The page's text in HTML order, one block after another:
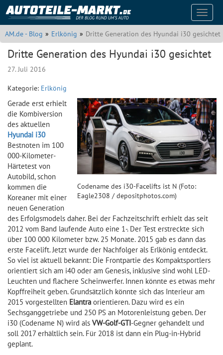
AM.de - Blog Erlkönig Dritte Generation des Hyundai i30 gesichtet
Dritte Generation des Hyundai i30 gesichtet
27. Juli 2016
Kategorie: Erlkönig
Codename des i30-Facelifts ist N (Foto:
Eagle2308 / depositphotos.com)
Gerade erst erhielt
die Kombiversion
des aktuellen
Hyundai i30
Bestnoten im 100
000-Kilometer-
Härtetest von
Autobild, schon
kommen die
Koreaner mit einer
neuen Generation
des Erfolgsmodels daher. Bei der Fachzeitschrift erhielt das seit
2012 vom Band laufende Auto eine 1-. Der Test erstreckte sich
über 100 000 Kilometer bzw. 25 Monate. 2015 gab es dann das
erste Facelift. Jetzt wurde der Nachfolger als Erlkönig entdeckt.
So viel ist aktuell bekannt: Die Frontpartie des Kompaktsportlers
orientiert sich am i40 oder am Genesis, inklusive sind wohl LED-
Leuchten und flachere Scheinwerfer. Innen könnte es etwas mehr
Kopffreiheit geben. Grundsätzlich könnte sich das Interieur am
2015 vorgestellten Elantra orientieren. Dazu wird es ein
Sechsganggetriebe und 250 PS an Motorenleistung geben. Der
i30 (Codename N) wird als VW-Golf-GTI-Gegner gehandelt und
soll 2017 erhältlich sein. Für 2018 ist dann ein Plug-in-Hybrid
geplant.